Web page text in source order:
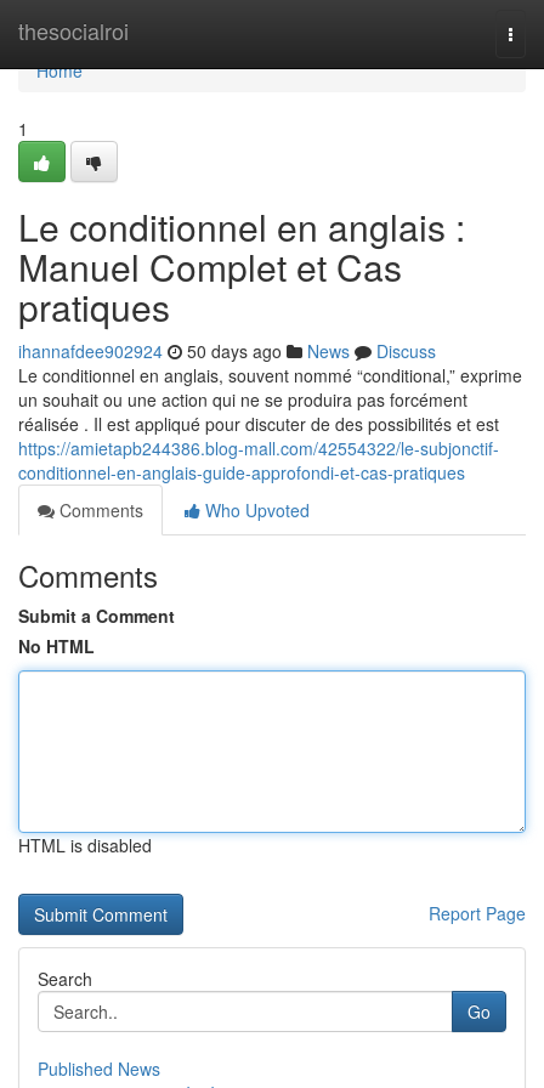
thesocialroi
Home
Home
1
Le conditionnel en anglais :
Manuel Complet et Cas
pratiques
ihannafdee902924 50 days ago News
Discuss
Le conditionnel en anglais, souvent nommé “conditional,” exprime
un souhait ou une action qui ne se produira pas forcément
réalisée . Il est appliqué pour discuter de des possibilités et est
https://amietapb244386.blog-mall.com/42554322/le-subjonctif-
conditionnel-en-anglais-guide-approfondi-et-cas-pratiques
Comments
Who Upvoted
Comments
Submit a Comment
No HTML
HTML is disabled
Report Page
Search
Go
Published News